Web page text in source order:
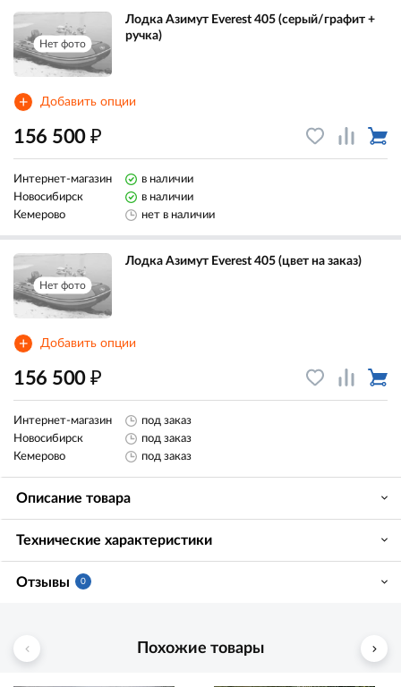
Нет фото
Лодка Азимут Everest 405 (серый/графит +
ручка)
+ Добавить опции
156 500 ₽
Интернет-магазин
в наличии
Новосибирск
в наличии
Кемерово
нет в наличии
Нет фото
Лодка Азимут Everest 405 (цвет на заказ)
+ Добавить опции
156 500 ₽
Интернет-магазин
под заказ
Новосибирск
под заказ
Кемерово
под заказ
Описание товара
Технические характеристики
Отзывы 0
Похожие товары